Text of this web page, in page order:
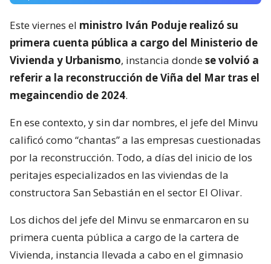
Este viernes el ministro Iván Poduje realizó su
primera cuenta pública a cargo del Ministerio de
Vivienda y Urbanismo, instancia dondese volvió a
referir a la reconstrucción de Viña del Mar tras el
megaincendio de 2024.
En ese contexto, y sin dar nombres, el jefe del Minvu
calificó como “chantas” a las empresas cuestionadas
por la reconstrucción. Todo, a días del inicio de los
peritajes especializados en las viviendas de la
constructora San Sebastián en el sector El Olivar.
Los dichos del jefe del Minvu se enmarcaron en su
primera cuenta pública a cargo de la cartera de
Vivienda, instancia llevada a cabo en el gimnasio